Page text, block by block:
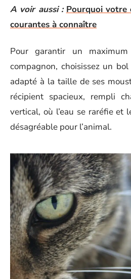
A voir aussi : Pourquoi votre
courantes à connaître
Pour garantir un
compagnon, choisissez un
adapté à la taille de ses
récipient spacieux, rempli
vertical, où l’eau se raréfie et
désagréable pour l’animal.